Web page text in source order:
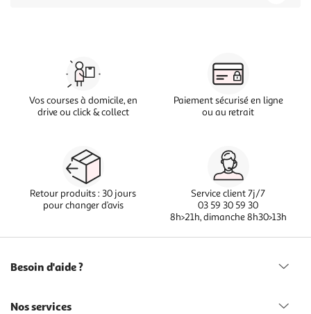
Vos courses à domicile, en
drive ou click & collect
Paiement sécurisé en ligne
ou au retrait
Retour produits : 30 jours
pour changer d’avis
Service client 7j/7
03 59 30 59 30
8h>21h, dimanche 8h30>13h
Besoin d'aide ?
Nos services